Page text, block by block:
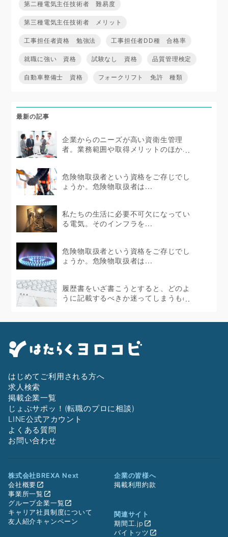
第二種電気主任技術者 難易度
第三種電気主任技術者 メリット
工事担任者資格 勉強法 工事担任者DD種 合格率
就職に強い 資格 試験なし 資格 品質管理検定
自動車整備士 資格 フォークリフト 免許 種類
最新の記事
企業からのニーズが高い資衛生管理
者。業務範囲や取得メリットのほか...
危険物取扱者という資格をご存じでし
ょうか。危険物取扱者は...
私たちの生活に必要不可欠になってい
る電気。そのインフラを...
危険物取扱者という資格をご存じでし
ょうか。危険物取扱者は...
履歴書をいざ書こうとすると、どのよ
うに記載するべきか迷ってしまうもの
はじめてご利用される方へ
求人検索
掲載企業一覧
じょぶサポッ！(転職のプロに相談)
LINE公式アカウント
よくある質問
お問い合わせ
株式会社BREXA Next
会社概要
事業所一覧
グループ企業一覧
キャリア社員制度について
友人紹介キャンペーン
企業の皆様へ
掲載利用約款
関連サイト
期間工.jp
バイトッツ